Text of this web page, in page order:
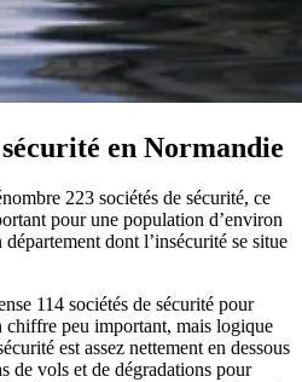
en Normandie
223 sociétés de sécurité, ce
pour une population d’environ
dont l’insécurité se situe
114 sociétés de sécurité pour
peu important, mais logique
est assez nettement en dessous
de vols et de dégradations pour